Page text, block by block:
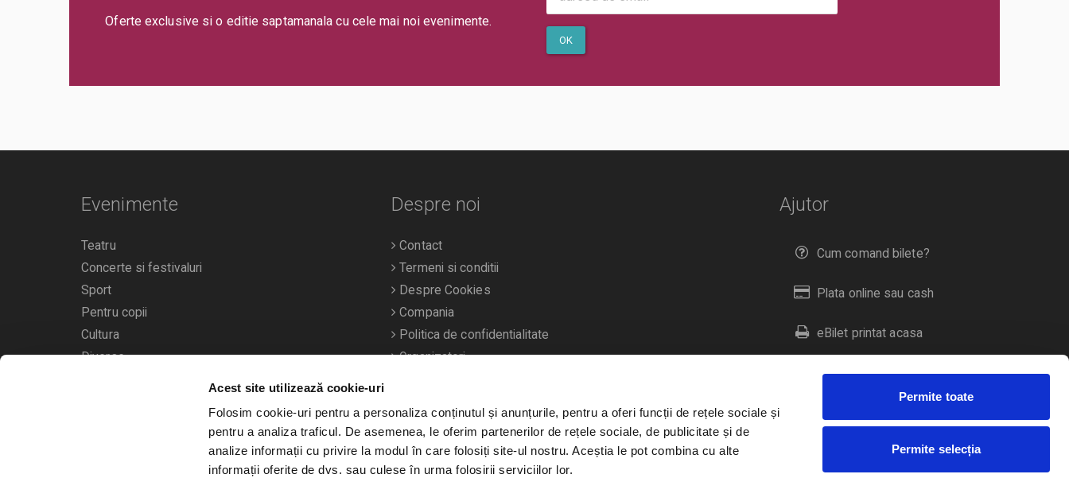
Acest site utilizează cookie-uri
Folosim cookie-uri pentru a personaliza conținutul și anunțurile, pentru a oferi funcții de rețele sociale și
pentru a analiza traficul. De asemenea, le oferim partenerilor de rețele sociale, de publicitate și de
analize informații cu privire la modul în care folosiți site-ul nostru. Aceștia le pot combina cu alte
informații oferite de dvs. sau culese în urma folosirii serviciilor lor.
Permite toate
Permite selecția
Oferte exclusive si o editie saptamanala cu cele mai noi evenimente.
OK
Ajutor
Cum comand bilete?
Plata online sau cash
eBilet printat acasa
Livrare prin curier
Duplicare bilete
Evenimente
Teatru
Concerte si festivaluri
Sport
Pentru copii
Cultura
Diverse
Calendarul evenimentelor
Despre noi
Contact
Termeni si conditii
Despre Cookies
Compania
Politica de confidentialitate
Organizatori